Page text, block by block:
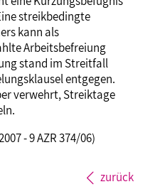
streikbedingte
kann als
Arbeitsbefreiung
stand im Streitfall
entgegen.
verwehrt, Streiktage
- 9 AZR 374/06)
zurück